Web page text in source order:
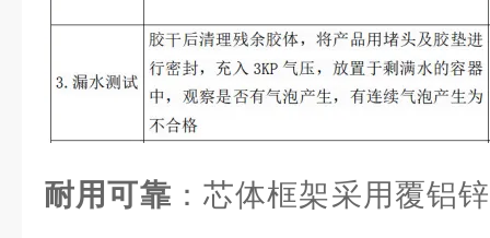
耐用可靠 ：芯体框架采用覆铝